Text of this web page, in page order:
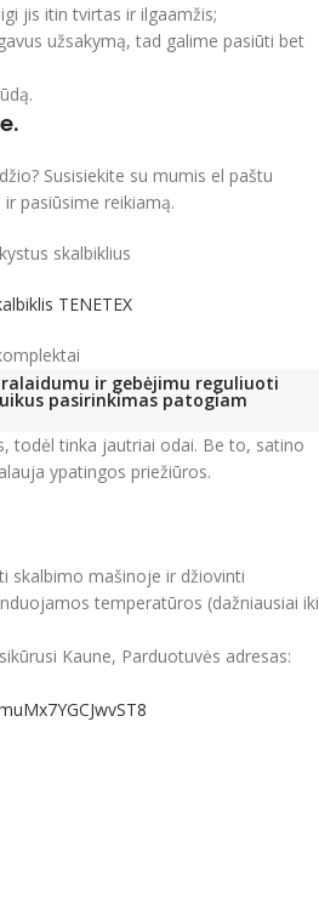
jis itin tvirtas ir ilgaamžis;
užsakymą, tad galime pasiūti bet
Susisiekite su mumis el paštu
pasiūsime reikiamą.
skalbiklius
TENETEX
ir gebėjimu reguliuoti
pasirinkimas patogiam
todėl tinka jautriai odai. Be to, satino
ypatingos priežiūros.
skalbimo mašinoje ir džiovinti
temperatūros (dažniausiai iki
Kaune, Parduotuvės adresas: